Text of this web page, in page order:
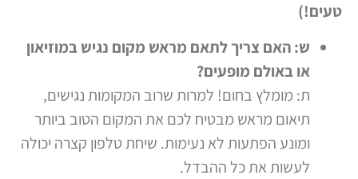
טעים!)
ש: האם צריך לתאם מראש מקום נגיש במוזיאון
או באולם מופעים?
ת: מומלץ בחום! למרות שרוב המקומות נגישים,
תיאום מראש מבטיח לכם את המקום הטוב ביותר
ומונע הפתעות לא נעימות. שיחת טלפון קצרה יכולה
לעשות את כל ההבדל.